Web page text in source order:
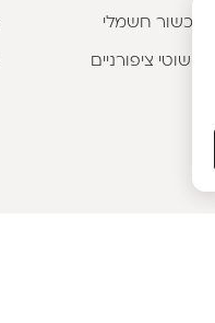
מכשור חשמלי
קישוטי ציפורניים